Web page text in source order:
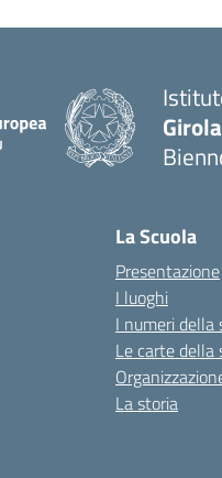
La Scuola
Presentazione
I luoghi
I numeri della
Le carte della
La storia